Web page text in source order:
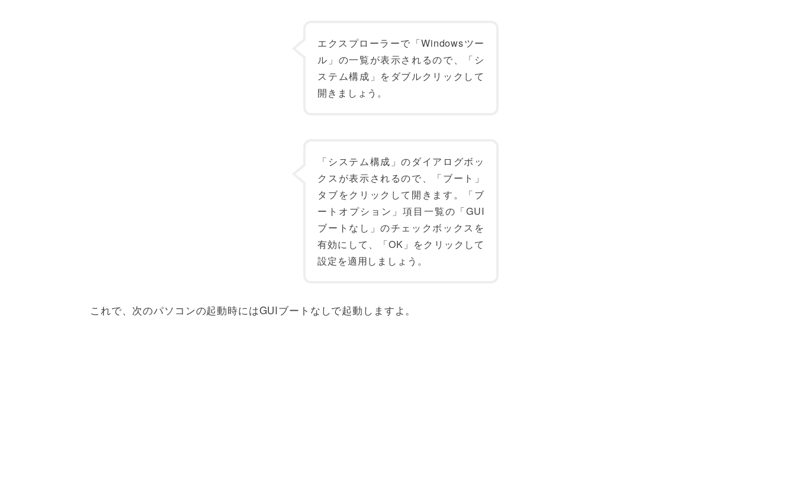
エクスプローラーで「Windowsツー
ル」の一覧が表示されるので、「シ
ステム構成」をダブルクリックして
開きましょう。
「システム構成」のダイアログボッ
クスが表示されるので、「ブート」
タブをクリックして開きます。「ブ
ートオプション」項目一覧の「GUI
ブートなし」のチェックボックスを
有効にして、「OK」をクリックして
設定を適用しましょう。
これで、次のパソコンの起動時にはGUIブートなしで起動しますよ。